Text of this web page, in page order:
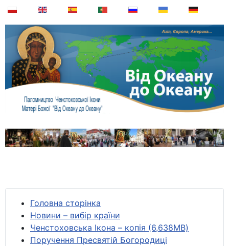
Головна сторінка
Новини – вибір країни
Ченстоховська Ікона – копія (6,638MB)
Поручення Пресвятій Богородиці